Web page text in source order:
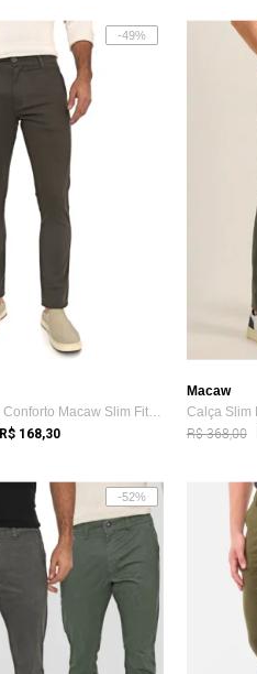
-49%
Calça Sarja Conforto Macaw Slim Fit Beau...
R$ 168,30
Macaw
R$ 368,00
-52%